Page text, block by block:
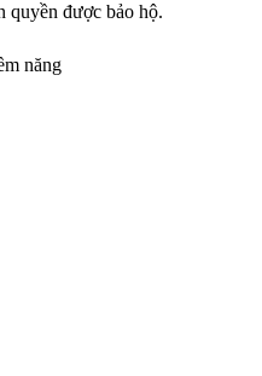
được bảo hộ.
năng